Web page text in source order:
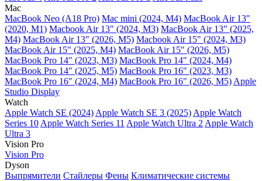
Mac
MacBook Neo (A18 Pro) Mac mini (2024, M4) MacBook Air 13"
(2020, M1) Macbook Air 13" (2024, M3) MacBook Air 13" (2025,
M4) MacBook Air 13″ (2026, M5) Macbook Air 15" (2024, M3)
MacBook Air 15" (2025, M4) MacBook Air 15″ (2026, M5)
MacBook Pro 14" (2023, M3) MacBook Pro 14″ (2024, M4)
MacBook Pro 14″ (2025, M5) MacBook Pro 16" (2023, M3)
MacBook Pro 16″ (2024, M4) MacBook Pro 16" (2026, M5) Apple
Studio Display
Watch
Apple Watch SE (2024) Apple Watch SE 3 (2025) Apple Watch
Series 10 Apple Watch Series 11 Apple Watch Ultra 2 Apple Watch
Ultra 3
Vision Pro
Vision Pro
Dyson
Выпрямители Стайлеры Фены Климатические системы